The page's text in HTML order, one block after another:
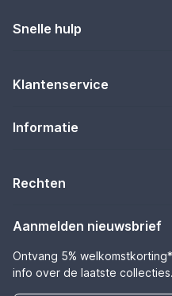
Snelle hulp
Klantenservice
Informatie
Rechten
Aanmelden nieuwsbrief
Ontvang 5%
info over de laatste collecties.